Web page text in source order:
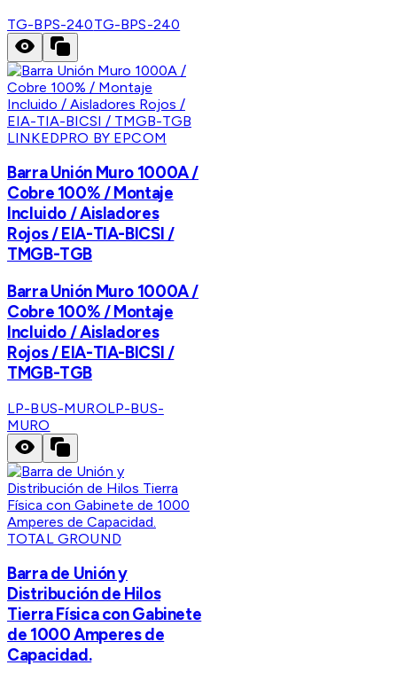
TG-BPS-240TG-BPS-240
LINKEDPRO BY EPCOM
Barra Unión Muro 1000A /
Cobre 100% / Montaje
Incluido / Aisladores
Rojos / EIA-TIA-BICSI /
TMGB-TGB
Barra Unión Muro 1000A /
Cobre 100% / Montaje
Incluido / Aisladores
Rojos / EIA-TIA-BICSI /
TMGB-TGB
LP-BUS-MUROLP-BUS-
MURO
TOTAL GROUND
Barra de Unión y
Distribución de Hilos
Tierra Física con Gabinete
de 1000 Amperes de
Capacidad.